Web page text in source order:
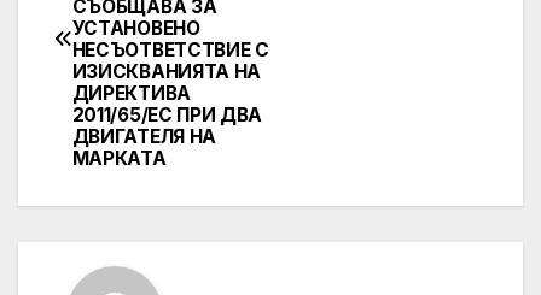
СЪОБЩАВА ЗА
УСТАНОВЕНО
НЕСЪОТВЕТСТВИЕ С
ИЗИСКВАНИЯТА НА
ДИРЕКТИВА
2011/65/EC ПРИ ДВА
ДВИГАТЕЛЯ НА
МАРКАТА